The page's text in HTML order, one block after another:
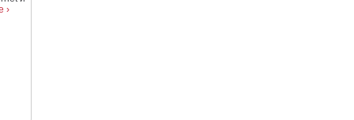
›